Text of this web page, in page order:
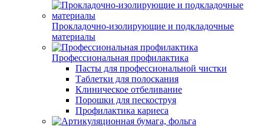
Прокладочно-изолирующие и подкладочные
материалы
Профессиональная профилактика
Пасты для профессиональной чистки
Таблетки для полоскания
Клиническое отбеливание
Порошки для пескоструя
Профилактика кариеса